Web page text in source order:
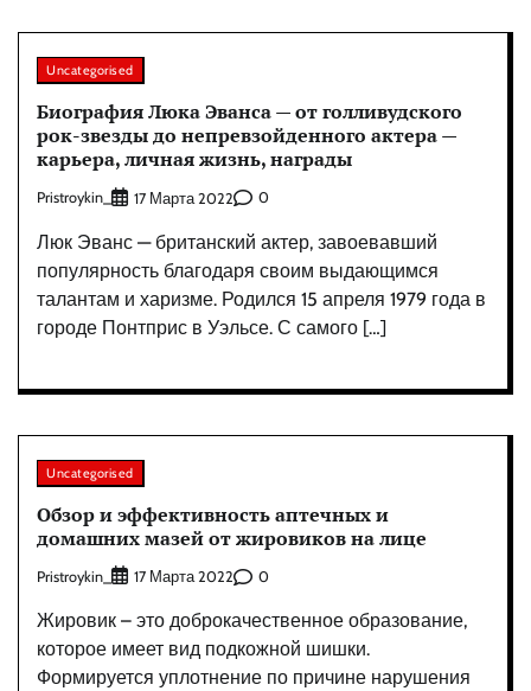
Uncategorised
Биография Люка Эванса — от голливудского
рок-звезды до непревзойденного актера —
карьера, личная жизнь, награды
Pristroykin_ 17 Марта 2022 0
Люк Эванс — британский актер, завоевавший
популярность благодаря своим выдающимся
талантам и харизме. Родился 15 апреля 1979 года в
городе Понтприс в Уэльсе. С самого […]
Uncategorised
Обзор и эффективность аптечных и
домашних мазей от жировиков на лице
Pristroykin_ 17 Марта 2022 0
Жировик – это доброкачественное образование,
которое имеет вид подкожной шишки.
Формируется уплотнение по причине нарушения